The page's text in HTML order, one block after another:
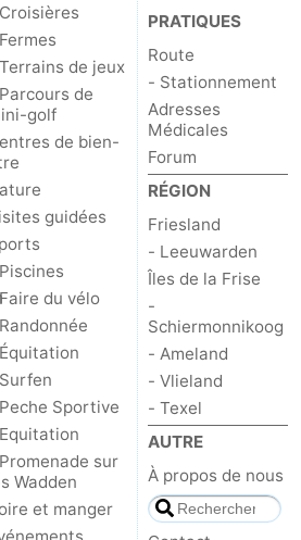
de jeux
de
golf
de bien-
guidées
du vélo
Sportive
sur
Wadden
et manger
PRATIQUES
Route
- Stationnement
Adresses
Médicales
Forum
RÉGION
Friesland
- Leeuwarden
Îles de la Frise
-
Schiermonnikoog
- Ameland
- Vlieland
- Texel
AUTRE
À propos de nous